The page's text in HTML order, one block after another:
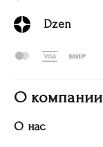
Dzen
О компании
О нас